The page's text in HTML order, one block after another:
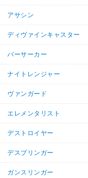
アサシン
ディヴァインキャスター
バーサーカー
ナイトレンジャー
ヴァンガード
エレメンタリスト
デストロイヤー
デスブリンガー
ガンスリンガー